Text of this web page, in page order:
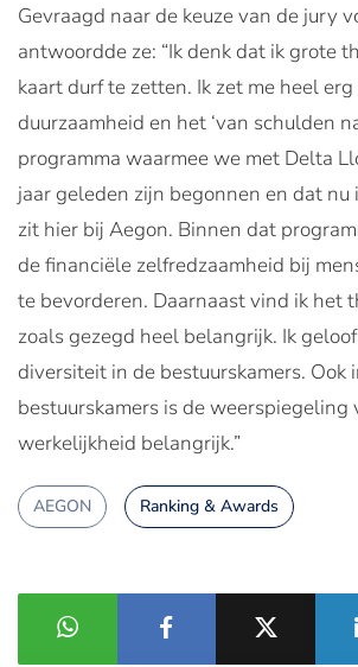
Gevraagd naar de keuze van de jury
antwoordde ze: “Ik denk dat ik grote
kaart durf te zetten. Ik zet me heel
duurzaamheid en het ‘van schulden
programma waarmee we met Delta
jaar geleden zijn begonnen en dat nu
zit hier bij Aegon. Binnen dat
de financiële zelfredzaamheid bij
te bevorderen. Daarnaast vind ik het
zoals gezegd heel belangrijk. Ik
diversiteit in de bestuurskamers. Ook
bestuurskamers is de weerspiegeling
werkelijkheid belangrijk.”
AEGON Ranking & Awards